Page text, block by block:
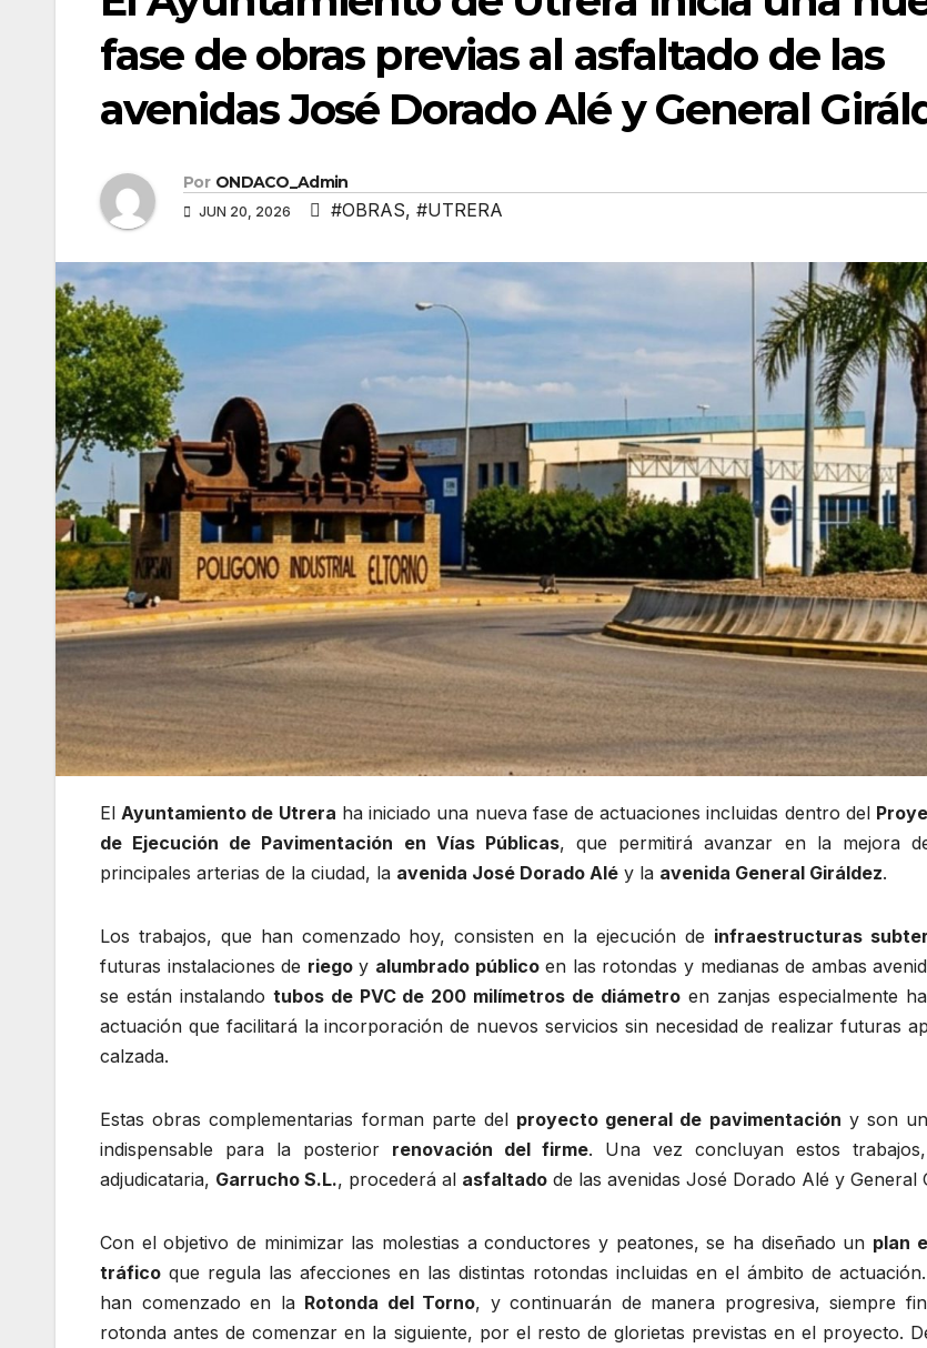
fase de obras previas al asfaltado de las
avenidas José Dorado Alé y General
Por ONDACO_Admin
JUN 20, 2026 #OBRAS, #UTRERA
ElAyuntamiento de Utrera ha iniciado una nueva fase de actuaciones incluidas dentro del
de Ejecución de Pavimentación en Vías Públicas, que permitirá avanzar en la mejora
principales arterias de la ciudad, la avenida José Dorado Alé y la avenida General Giráldez.
Los trabajos, que han comenzado hoy, consisten en la ejecución de infraestructuras
futuras instalaciones de riegoy alumbrado públicoen las rotondas y medianas de ambas
se están instalando tubos de PVC de 200 milímetros de diámetro en zanjas especialmente
actuación que facilitará la incorporación de nuevos servicios sin necesidad de realizar futuras
calzada.
Estas obras complementarias forman parte del proyecto general de pavimentación y son
indispensable para la posterior renovación del firme. Una vez concluyan estos
adjudicataria, Garrucho S.L., procederá al asfaltado de las avenidas José Dorado Alé y General
Con el objetivo de minimizar las molestias a conductores y peatones, se ha diseñado un plan
tráfico que regula las afecciones en las distintas rotondas incluidas en el ámbito de
han comenzado en la Rotonda del Torno, y continuarán de manera progresiva, siempre
rotonda antes de comenzar en la siguiente, por el resto de glorietas previstas en el proyecto.